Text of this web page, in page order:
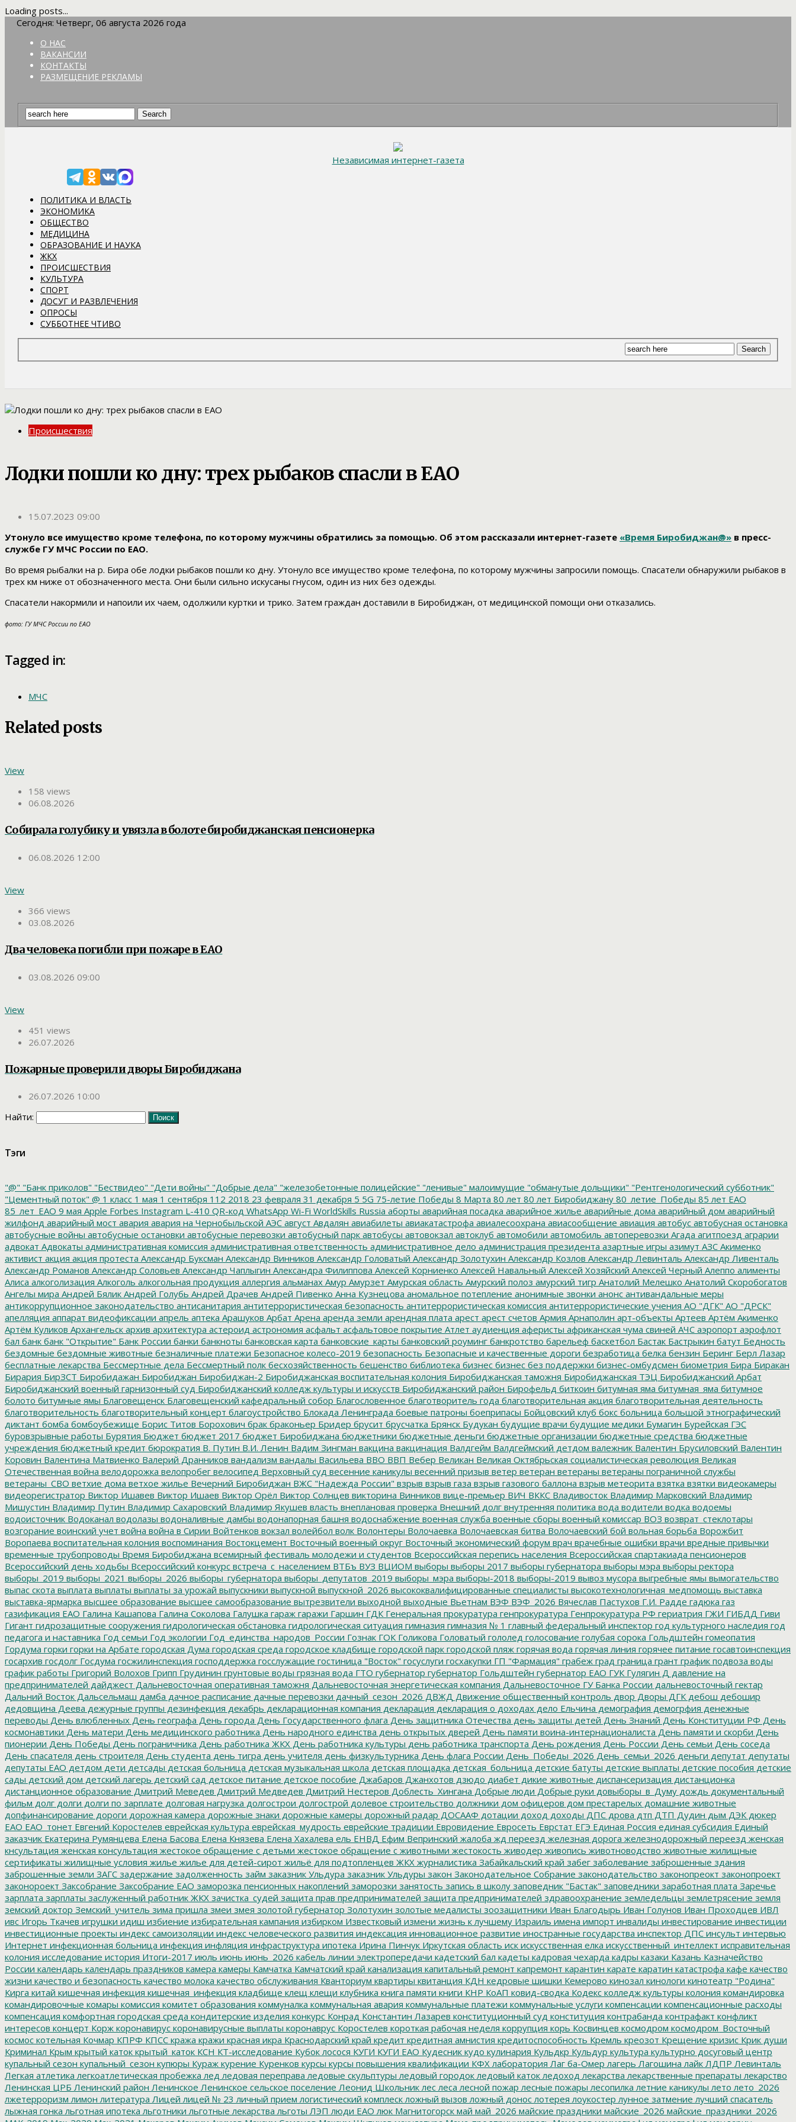
Loading posts...
Сегодня: Четверг, 06 августа 2026 года
О НАС
ВАКАНСИИ
КОНТАКТЫ
РАЗМЕЩЕНИЕ РЕКЛАМЫ
Независимая интернет-газета
ПОЛИТИКА И ВЛАСТЬ
ЭКОНОМИКА
ОБЩЕСТВО
МЕДИЦИНА
ОБРАЗОВАНИЕ И НАУКА
ЖКХ
ПРОИСШЕСТВИЯ
КУЛЬТУРА
СПОРТ
ДОСУГ И РАЗВЛЕЧЕНИЯ
ОПРОСЫ
СУББОТНЕЕ ЧТИВО
Происшествия
Лодки пошли ко дну: трех рыбаков спасли в ЕАО
15.07.2023 09:00
Утонуло все имущество кроме телефона, по которому мужчины обратились за помощью. Об этом рассказали интернет-газете «Время Биробиджан@» в пресс-
службе ГУ МЧС России по ЕАО.
Во время рыбалки на р. Бира обе лодки рыбаков пошли ко дну. Утонуло все имущество кроме телефона, по которому мужчины запросили помощь. Спасатели обнаружили рыбаков в
трех км ниже от обозначенного места. Они были сильно искусаны гнусом, один из них без одежды.
Спасатели накормили и напоили их чаем, одолжили куртки и трико. Затем граждан доставили в Биробиджан, от медицинской помощи они отказались.
фото: ГУ МЧС России по ЕАО
Tagged in:
МЧС
Related posts
View
158 views
06.08.2026
Собирала голубику и увязла в болоте биробиджанская пенсионерка
06.08.2026 12:00
View
366 views
03.08.2026
Два человека погибли при пожаре в ЕАО
03.08.2026 09:00
View
451 views
26.07.2026
Пожарные проверили дворы Биробиджана
26.07.2026 10:00
Найти:
Тэги
"@" "Банк приколов" "Бествидео" "Дети войны" "Добрые дела" "железобетонные полицейские" "ленивые" малоимущие "обманутые дольщики" "Рентгенологический субботник"
"Цементный поток" @ 1 класс 1 мая 1 сентября 112 2018 23 февраля 31 декабря 5 5G 75-летие Победы 8 Марта 80 лет 80 лет Биробиджану 80_летие_Победы 85 лет ЕАО
85_лет_ЕАО 9 мая Apple Forbes Instagram L-410 QR-код WhatsApp Wi-Fi WorldSkills Russia аборты аварийная посадка аварийное жилье аварийные дома аварийный дом аварийный
жилфонд аварийный мост авария авария на Чернобыльской АЭС август Авдалян авиабилеты авиакатастрофа авиалесоохрана авиасообщение авиация автобус автобусная остановка
автобусные войны автобусные остановки автобусные перевозки автобусный парк автобусы автовокзал автоклуб автомобили автомобиль автоперевозки Агада агитпоезд аграрии
адвокат Адвокаты административная комиссия административная ответственность административное дело администрация президента азартные игры азимут АЗС Акименко
активист акция акция протеста Александр Буксман Александр Винников Александр Головатый Александр Золотухин Александр Козлов Александр Левинталь Александр Ливенталь
Александр Романов Александр Соловьев Александр Чаплыгин Александра Филиппова Алексей Корниенко Алексей Навальный Алексей Хозяйский Алексей Черный Алеппо алименты
Алиса алкоголизация Алкоголь алкогольная продукция аллергия альманах Амур Амурзет Амурская область Амурский полоз амурский тигр Анатолий Мелешко Анатолий Скоробогатов
Ангелы мира Андрей Бялик Андрей Голубь Андрей Драчев Андрей Пивенко Анна Кузнецова аномальное потепление анонимные звонки анонс антивандальные меры
антикоррупционное законодательство антисанитария антитеррористическая безопасность антитеррористическая комиссия антитеррористические учения АО "ДГК" АО "ДРСК"
апелляция аппарат видеофиксации апрель аптека Арашуков Арбат Арена аренда земли арендная плата арест арест счетов Армия Арнаполин арт-объекты Артеев Артём Акименко
Артём Куликов Архангельск архив архитектура астероид астрономия асфальт асфальтовое покрытие Атлет аудиенция аферисты африканская чума свиней АЧС аэропорт аэрофлот
бал банк банк "Открытие" Банк России банки банкноты банковская карта банковские_карты банковский роуминг банкротство барельеф баскетбол Бастак Бастрыкин батут Бедность
бездомные бездомные животные безналичные платежи Безопасное колесо-2019 безопасность Безопасные и качественные дороги безработица белка бензин Беринг Берл Лазар
бесплатные лекарства Бессмертные дела Бессмертный полк бесхозяйственность бешенство библиотека бизнес бизнес без поддержки бизнес-омбудсмен биометрия Бира Биракан
Бирария БирЗСТ Биробидажан Биробиджан Биробиджан-2 Биробиджанская воспитательная колония Биробиджанская таможня Биробиджанская ТЭЦ Биробиджанский Арбат
Биробиджанский военный гарнизонный суд Биробиджанский колледж культуры и искусств Биробиджанский район Бирофельд биткоин битумная яма битумная_яма битумное
болото битумные ямы Благовещенск Благовещенский кафедральный собор Благословенное благотворитель года благотворительная акция благотворительная деятельность
благотворительность благотворительный концерт благоустройство Блокада Ленинграда боевые патроны боеприпасы Бойцовский клуб бокс больница большой этнографический
диктант бомба бомбоубежище Борис Титов Борохович брак браконьер Бридер брусит брусчатка Брянск Будукан будущие врачи будущие медики Бумагин Бурейская ГЭС
буровзрывные работы Бурятия Бюджет бюджет 2017 бюджет Биробиджана бюджетники бюджетные деньги бюджетные организации бюджетные средства бюджетные
учреждения бюджетный кредит бюрократия В. Путин В.И. Ленин Вадим Зингман вакцина вакцинация Валдгейм Валдгеймский детдом валежник Валентин Брусиловский Валентин
Коровин Валентина Матвиенко Валерий Дранников вандализм вандалы Васильева ВВО ВВП Вебер Великан Великая Октябрьская социалистическая революция Великая
Отечественная война велодорожка велопробег велосипед Верховный суд весенние каникулы весенний призыв ветер ветеран ветераны ветераны пограничной службы
ветераны_СВО ветхие дома ветхое жилье Вечерний Биробиджан ВЖС "Надежда России" взрыв взрыв газа взрыв газового баллона взрыв метеорита взятка взятки видеокамеры
видеорегистратор Виктор Ишавев Виктор Ишаев Виктор Орёл Виктор Солнцев викторина Винников вице-премьер ВИЧ ВККС Владивосток Владимир Марковский Владимир
Мишустин Владимир Путин Владимир Сахаровский Владимир Якушев власть внеплановая проверка Внешний долг внутренняя политика вода водители водка водоемы
водоисточник Водоканал водолазы водоналивные дамбы водонапорная башня водоснабжение военная служба военные сборы военный комиссар ВОЗ возврат_стеклотары
возгорание воинский учет война война в Сирии Войтенков вокзал волейбол волк Волонтеры Волочаевка Волочаевская битва Волочаевский бой вольная борьба Ворожбит
Воропаева воспитательная колония воспоминания Востокцемент Восточный военный округ Восточный экономический форум врач врачебные ошибки врачи вредные привычки
временные трубопроводы Время Биробиджана всемирный фестиваль молодежи и студентов Всероссийская перепись населения Всероссийская спартакиада пенсионеров
Всероссийский день ходьбы Всероссийский конкурс встреча_с_населением ВТБъ ВУЗ ВЦИОМ выборы выборы 2017 выборы губернатора выборы мэра выборы ректора
выборы_2019 выборы_2021 выборы_2026 выборы_губернатора выборы_депутатов_2019 выборы_мэра выборы-2018 выборы-2019 вывоз мусора выгребные ямы вымогательство
выпас скота выплата выплаты выплаты за урожай выпускники выпускной выпускной_2026 высококвалифицированные специалисты высокотехнологичная_медпомощь выставка
выставка-ярмарка высшее образование высшее самообразование вытрезвители выходной выходные Вьетнам ВЭФ ВЭФ_2026 Вячеслав Пастухов Г.И. Радде гадюка газ
газификация ЕАО Галина Кашапова Галина Соколова Галушка гараж гаражи Гаршин ГДК Генеральная прокуратура генпрокуратура Генпрокуратура РФ гериатрия ГЖИ ГИБДД Гиви
Гигант гидрозащитные сооружения гидрологическая обстановка гидрологическая ситуация гимназия гимназия № 1 главный федеральный инспектор год культурного наследия год
педагога и наставника Год семьи Год экологии Год_единства_народов_России Гознак ГОК Голикова Головатый гололед голосование голубая сорока Гольдштейн гомеопатия
Гордума горки горки на Арбате городская Дума городская среда городское кладбище городской парк городской пляж горячая вода горячая линия горячее питание госавтоинспекция
госархив госдолг Госдума госжилинспекция господдержка госслужащие гостиница "Восток" госуслуги госхакупки ГП "Фармация" грабеж град граница грант график подвоза воды
график работы Григорий Волохов Грипп Грудинин грунтовые воды грязная вода ГТО губернатор губернатор Гольдштейн губернатор ЕАО ГУК Гулягин Д давление на
предпринимателей дайджест Дальневосточная оперативная таможня Дальневосточная энергетическая компания Дальневосточное ГУ Банка России дальневосточный гектар
Дальний Восток Дальсельмаш дамба дачное расписание дачные перевозки дачный_сезон_2026 ДВЖД Движение общественный контроль двор Дворы ДГК дебош дебошир
дедовщина Деева дежурные группы дезинфекция декабрь декларационная компания декларация декларация о доходах дело Ельчина демография демогрфия денежные
переводы День влюбленных День географа День города День Государственного флага День защитника Отечества день защиты детей День Знаний День Конституции РФ День
космонавтики День матери День медицинского работника День народного единства день открытых дверей День памяти воина-интернационалиста День памяти и скорби День
пионерии День Победы День пограничника День работника ЖКХ День работника культуры день работника транспорта День рождения День России День семьи День соседа
День спасателя день строителя День студента день тигра день учителя день физкультурника День флага России День_Победы_2026 День_семьи_2026 деньги депутат депутаты
депутаты ЕАО детдом дети детсады детская больница детская музыкальная школа детская площадка детская_больница детские батуты детские выплаты детские пособия детские
сады детский дом детский лагерь детский сад детское питание детское пособие Джабаров Джанхотов дзюдо диабет дикие животные диспансеризация дистанционка
дистанционное образование Дмитрий Меведев Дмитрий Медведев Дмитрий Нестеров Доблесть_Хингана Добрые люди Добрые руки довыборы_в_Думу дождь документальный
фильм долг долги долги по зарплате долговая нагрузка долгострои долгострой долевое строительство должники дом офицеров дом престарелых домашние животные
допфинансирование дороги дорожная камера дорожные знаки дорожные камеры дорожный радар ДОСААФ дотации доход доходы ДПС дрова дтп ДТП Дудин дым ДЭК дюкер
ЕАО ЕАО_тонет Евгений Коростелев еврейская культура еврейская_мудрость еврейские традиции Евровидение Евросеть Еврстат ЕГЭ Единая Россия единая субсидия Единый
заказчик Екатерина Румянцева Елена Басова Елена Князева Елена Хахалева ель ЕНВД Ефим Вепринский жалоба жд переезд железная дорога железнодорожный переезд женская
кнсультация женская консультация жестокое обращение с детьми жестокое обращение с животными жестокость живодер живопись животноводство животные жилищные
сертификаты жилищные условия жилье жилье для детей-сирот жильё для подтопленцев ЖКХ журналистика Забайкальский край забег заболевание заброшенные здания
заброшенные земли ЗАГС задержание задолженность займ заказник Ульдура заказник Ульдуры закон Законодательное Собрание законодательство законопреокт законопроект
законороект Заксобрание Заксобрание ЕАО заморозка пенсионных накоплений заморозки занятость запись в школу заповедник "Бастак" заповедники заработная плата Заречье
зарплата зарплаты заслуженный работник ЖКХ зачистка_судей защита прав предпринимателей защита предпринимателей здравоохранение земледельцы землетрясение земля
земский доктор Земский_учитель зима пришла змеи змея золотой губернатор Золотухин золотые медалисты зоозащитники Иван Благодырь Иван Голунов Иван Проходцев ИВЛ
ивс Игорь Ткачев игрушки идиш избиение избирательная кампания избирком Известковый измени жизнь к лучшему Израиль имена импорт инвалиды инвестирование инвестиции
инвестиционные проекты индекс самоизоляции индекс человеческого развития индексация инновационное развитие иностранные государства инспектор ДПС инсульт интервью
Интернет инфекционная больница инфекция инфляция инфраструктура ипотека Ирина Пинчук Иркутская область иск искусственная елка искусственный_интеллект исправительная
колония исследование история Итоги-2017 июль июнь июнь_2026 кабель линии электропередачи кадетский бал кадеты кадровая чехарда кадры казаки Казань Казначейство
России календарь календарь праздников камера камеры Камчатка Камчатский край канализация капитальный ремонт капремонт карантин карате каратин катастрофа кафе качество
жизни качество и безопасность качество молока качество обслуживания Кванториум квартиры квитанция КДН кедровые шишки Кемерово кинозал кинологи кинотеатр "Родина"
Кирга китай кишечная инфекция кишечная_инфекция кладбище клещ клещи клубника книга памяти книги КНР КоАП ковид-сводка Кодекс колледж культуры колония командировка
командировочные комары комиссия комитет образования коммуналка коммунальная авария коммунальные платежи коммунальные услуги компенсации компенсационные расходы
компенсация комфортная городская среда кондитерские изделия конкурс Конрад Константин Лазарев конституционный суд конституция контрабанда контрафакт конфликт
интересов концерт Корж коронавирус коронавирусные выплаты коронаврус Коростелев короткая рабочая неделя коррупция корь Косвинцев космодром космодром_Восточный
космос котельная Кочмар КПРФ КПСС кража кражи красная икра Краснодарский край кредит кредитная амнистия кредитоспособность Кремль креозот Крещение кризис Крик души
Криминал Крым крытый каток крытый_каток КСН КТ-исследование Кубок лосося КУГИ КУГИ ЕАО Кудесник кудо кулинария Кульдкр Кульдур культура культурно досуговый центр
купальный сезон купальный_сезон купюры Кураж курение Куренков курсы курсы повышения квалификации КФХ лаборатория Лаг ба-Омер лагерь Лагошина лайк ЛДПР Левинталь
Легкая атлетика легкоатлетическая пробежка лед ледовая переправа ледовые скульптуры ледовый городок ледовый каток ледоход лекарства лекарственные препараты лекарство
Ленинская ЦРБ Ленинский район Ленинское Ленинское сельское поселение Леонид Школьник лес леса лесной пожар лесные пожары лесопилка летние каникулы лето лето_2026
лжетерроризм лимон литература Лицей лицей № 23 личный прием логистический комплеск ложный вызов ложный донос лотерея лоукостер лунное затмение лучший спасатель
лыжная гонка льготная ипотека льготники льготные лекарства льготы ЛЭП люди ЕАО люк Магнитогорск май май_2026 майские праздники майские_2026 майские_праздники_2026